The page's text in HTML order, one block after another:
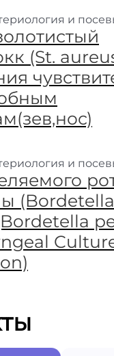
и
(St.
и